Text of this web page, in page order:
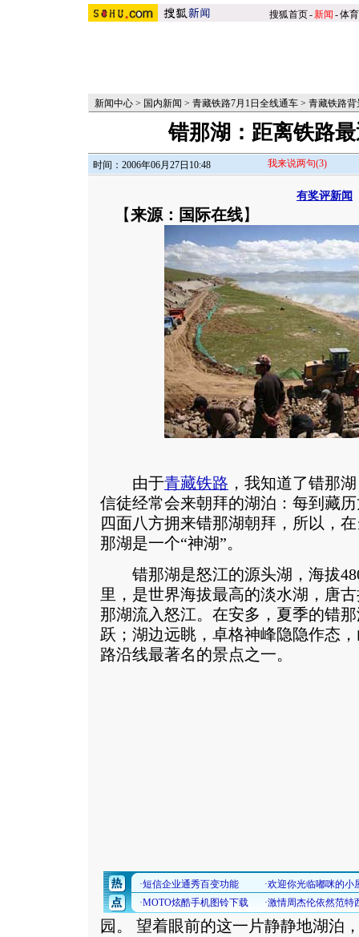
搜狐首页-新闻 -体育
新闻中心 > 国内新闻 > 青藏铁路7月1日全线通车 > 青藏铁路背
错那湖：距离铁路
时间：2006年06月27日10:48 我来说两句(3)
有奖评新闻
【来源：国际在线】
由于青藏铁路 ，我知道了错那
信徒经常会来朝拜的湖泊：每到藏
四面八方拥来错那湖朝拜，所以，
那湖是一个“神湖”。
错那湖是怒江的源头湖，海拔
里，是世界海拔最高的淡水湖，唐
那湖流入怒江。在安多，夏季的错
跃；湖边远眺，卓格神峰隐隐作态
路沿线最著名的景点之一。
园。 望着眼前的这一片静静地湖泊